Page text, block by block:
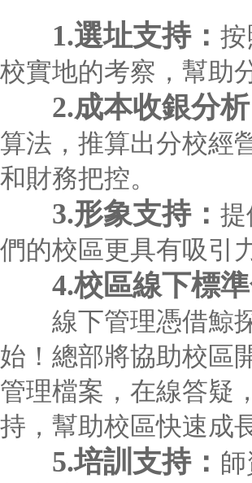
1.選址支持： 按
校實地的考察，幫助
2.成本收銀分析
算法，推算出分校經
和財務把控。
3.形象支持： 提
們的校區更具有吸引
4.校區線下標
線下管理憑借鯨探
始！總部將協助校區
管理檔案，在線答疑
持，幫助校區快速成
5.培訓支持：